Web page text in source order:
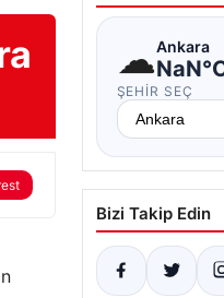
☁Ankara
ŞEHIR SEÇ
Bizi Takip Edin